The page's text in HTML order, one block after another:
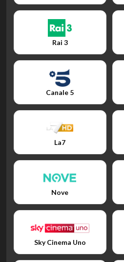
Rai 3
Canale 5
La7
Nove
Sky Cinema Uno